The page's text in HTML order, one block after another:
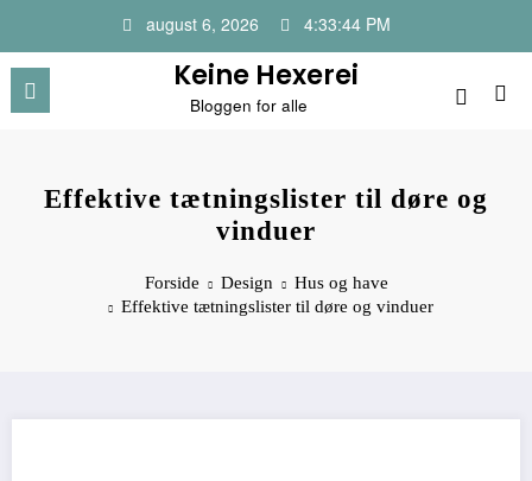
indhold
august 6, 2026 4:33:45 PM
Keine Hexerei
Bloggen for alle
Effektive tætningslister til døre og
vinduer
Forside Design
Hus og have
Effektive tætningslister til døre og vinduer